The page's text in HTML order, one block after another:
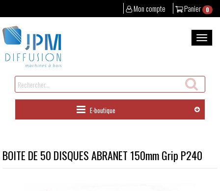
Panier 0
Mon compte
au
contenu
la
Rechercher
un
produit
E-boutique
BOITE DE 50 DISQUES ABRANET 150mm Grip P240